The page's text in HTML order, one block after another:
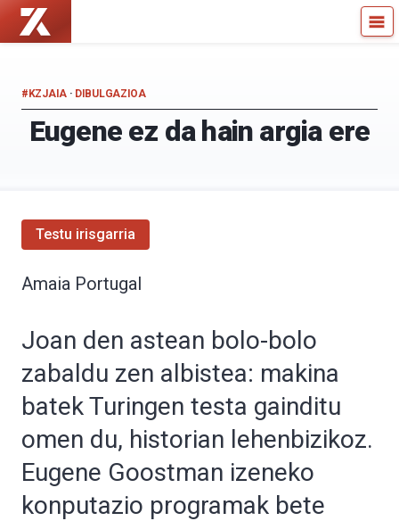
Zientzia
Kultura
Katedra
Kultura
Eugene ez da hain argia ere
#KZJAIA· DIBULGAZIOA
Testu irisgarria
Amaia Portugal
Joan den astean bolo-bolo
zabaldu zen albistea: makina
batek Turingen testa gainditu
omen du, historian lehenbizikoz.
Eugene Goostman izeneko
konputazio programak bete